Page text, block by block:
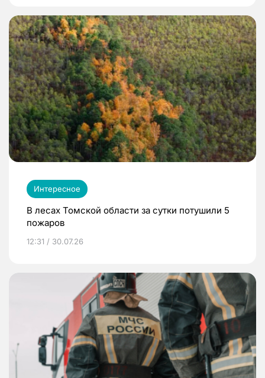
Интересное
В лесах Томской области за сутки потушили 5
пожаров
12:31 / 30.07.26